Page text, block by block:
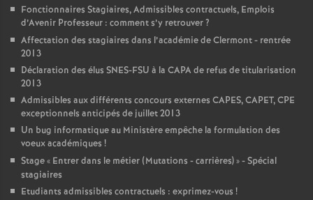
Fonctionnaires Stagiaires, Admissibles contractuels, Emplois
d’Avenir Professeur : comment s’y retrouver?
Affectation des stagiaires dans l’académie de Clermont - rentrée
2013
Déclaration des élus SNES-FSU à la CAPA de refus de titularisation
2013
Admissibles aux différents concours externes CAPES, CAPET, CPE
exceptionnels anticipés de juillet 2013
Un bug informatique au Ministère empêche la formulation des
voeux académiques !
Stage « Entrer dans le métier (Mutations - carrières)» - Spécial
stagiaires
Etudiants admissibles contractuels : exprimez-vous !